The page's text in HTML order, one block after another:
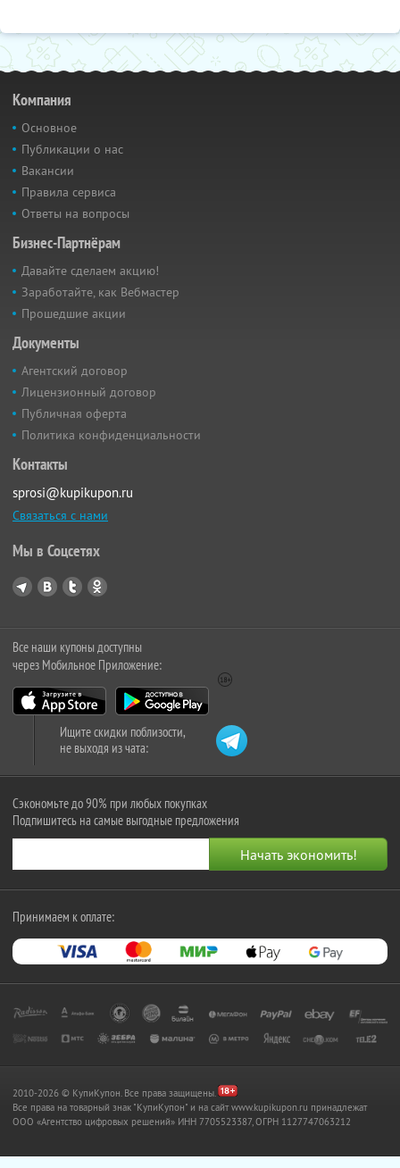
Компания
Основное
Публикации о нас
Вакансии
Правила сервиса
Ответы на вопросы
Бизнес-Партнёрам
Давайте сделаем акцию!
Заработайте, как Вебмастер
Прошедшие акции
Документы
Агентский договор
Лицензионный договор
Публичная оферта
Политика конфиденциальности
Контакты
sprosi@kupikupon.ru
Связаться с нами
Мы в Соцсетях
Все наши купоны доступны
через Мобильное Приложение:
Ищите скидки поблизости,
не выходя из чата:
Сэкономьте до 90% при любых покупках
Подпишитесь на самые выгодные предложения
Принимаем к оплате:
2010-2026 © КупиКупон. Все права защищены.
Все права на товарный знак "КупиКупон" и на сайт www.kupikupon.ru принадлежат
OOO «Агентство цифровых решений» ИНН 7705523387, ОГРН 1127747063212